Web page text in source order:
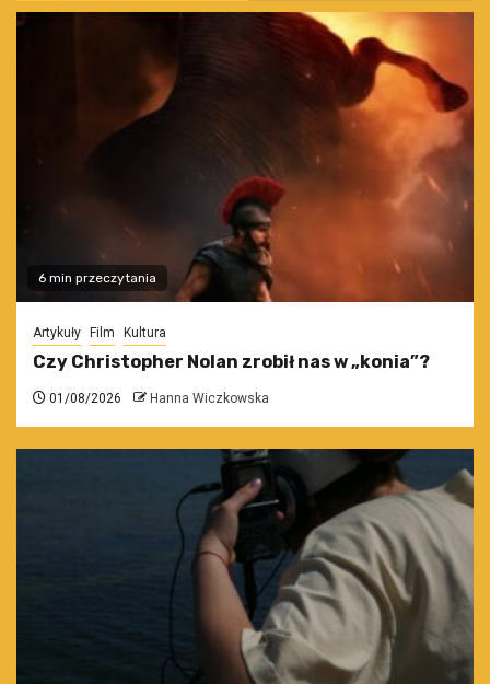
6 min przeczytania
Artykuły Film Kultura
Czy Christopher Nolan zrobił nas w „konia”?
01/08/2026 Hanna Wiczkowska